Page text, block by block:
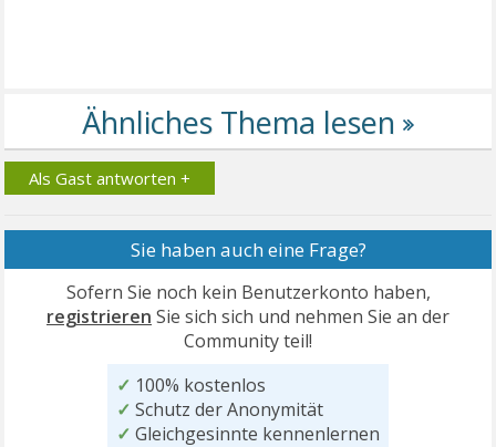
Als Gast antworten +
Sie haben auch eine Frage?
Sofern Sie noch kein Benutzerkonto haben,
registrieren Sie sich sich und nehmen Sie an der
Community teil!
✓ 100% kostenlos
✓ Schutz der Anonymität
✓ Gleichgesinnte kennenlernen